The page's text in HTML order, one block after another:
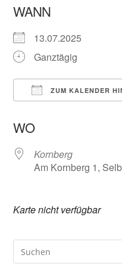
WANN
13.07.2025
Ganztägig
ZUM KALENDER
WO
Kornberg
Am Kornberg 1,
Karte nicht verfügbar